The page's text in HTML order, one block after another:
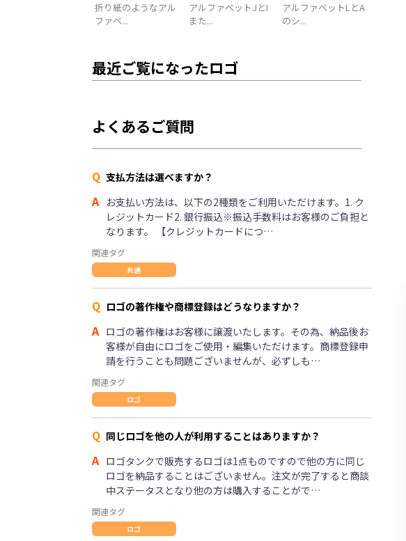
折り紙のようなアル
ファベ...
アルファベットJとI
また...
アルファベットLとA
のシ...
最近ご覧になったロゴ
よくあるご質問
Q 支払方法は選べますか？
A お支払い方法は、以下の2種類をご利用いただけます。1. ク
レジットカード2. 銀行振込※振込手数料はお客様のご負担と
なります。 【クレジットカードにつ…
関連タグ
共通
Q ロゴの著作権や商標登録はどうなりますか？
A ロゴの著作権はお客様に譲渡いたします。その為、納品後お
客様が自由にロゴをご使用・編集いただけます。商標登録申
請を行うことも問題ございませんが、必ずしも…
関連タグ
ロゴ
Q 同じロゴを他の人が利用することはありますか？
A ロゴタンクで販売するロゴは1点ものですので他の方に同じ
ロゴを納品することはございません。注文が完了すると商談
中ステータスとなり他の方は購入することがで…
関連タグ
ロゴ